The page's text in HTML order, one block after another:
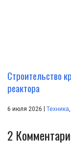
Строительство
реактора
6 июля 2026 Техника,
2